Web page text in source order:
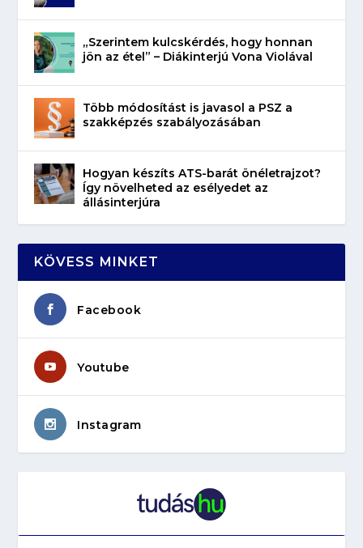
„Szerintem kulcskérdés, hogy honnan
jön az étel” – Diákinterjú Vona Violával
Több módosítást is javasol a PSZ a
szakképzés szabályozásában
Hogyan készíts ATS-barát önéletrajzot?
Így növelheted az esélyedet az
állásinterjúra
KÖVESS MINKET
Facebook
Youtube
Instagram